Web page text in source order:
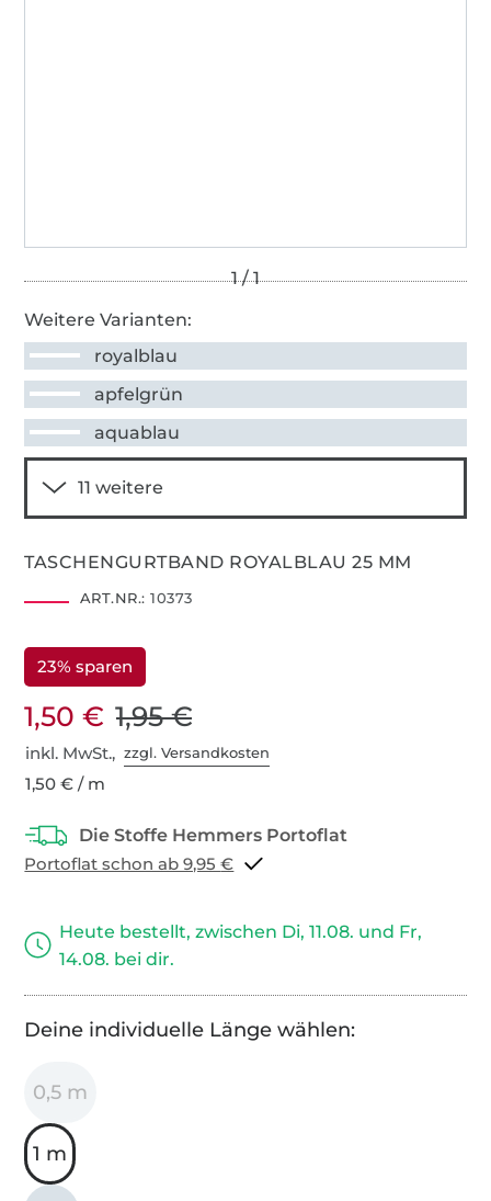
Weitere Varianten:
royalblau
apfelgrün
aquablau
TASCHENGURTBAND ROYALBLAU 25 MM
ART.NR.: 10373
23% sparen
1,50 € 1,95 €
inkl. MwSt.,zzgl. Versandkosten
1,50 € / m
Portoflat schon ab 9,95 €
Heute bestellt, zwischen Di, 11.08. und Fr,
14.08. bei dir.
Deine individuelle Länge wählen:
0,5 m
1 m